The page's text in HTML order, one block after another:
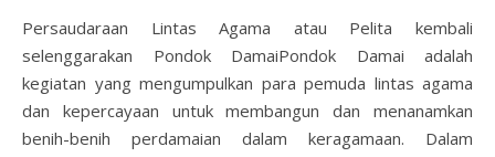
Persaudaraan Lintas Agama atau Pelita kembali
selenggarakan Pondok DamaiPondok Damai adalah
kegiatan yang mengumpulkan para pemuda lintas agama
dan kepercayaan untuk membangun dan menanamkan
benih-benih perdamaian dalam keragamaan. Dalam